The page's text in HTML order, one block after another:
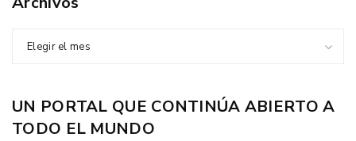
Elegir el mes
UN PORTAL QUE CONTINÚA ABIERTO A
TODO EL MUNDO